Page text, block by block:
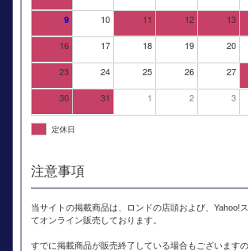
9 10 11 12 13
16 17 18 19 20
23 24 25 26 27
30 31 1 2 3
定休日
注意事項
当サイトの掲載商品は、ロンドの店頭および、Yahoo!
てオンライン販売しております。
すでに掲載商品が販売終了している場合もございます